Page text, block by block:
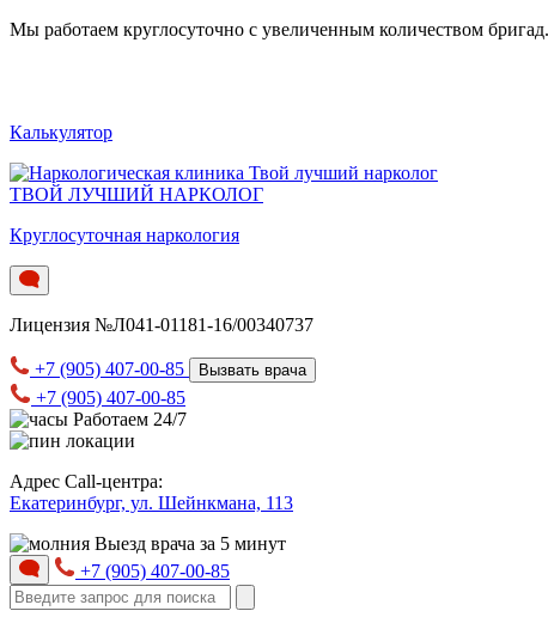
Мы работаем круглосуточно c увеличенным количеством
Калькулятор
ТВОЙ ЛУЧШИЙ НАРКОЛОГ
Круглосуточная наркология
Лицензия №Л041-01181-16/00340737
+7 (905) 407-00-85 Вызвать врача
+7 (905) 407-00-85
Работаем 24/7
Адрес Call-центра:
Екатеринбург, ул. Шейнкмана, 113
Выезд врача за 5 минут
+7 (905) 407-00-85